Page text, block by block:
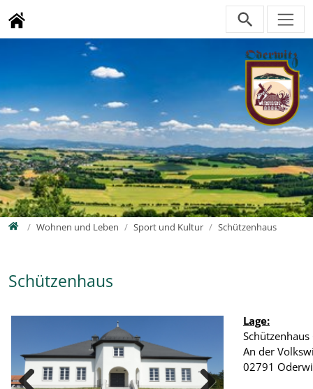
HomeWohnen und Leben Sport und Kultur Schützenhaus
Schützenhaus
Lage:
An der
02791